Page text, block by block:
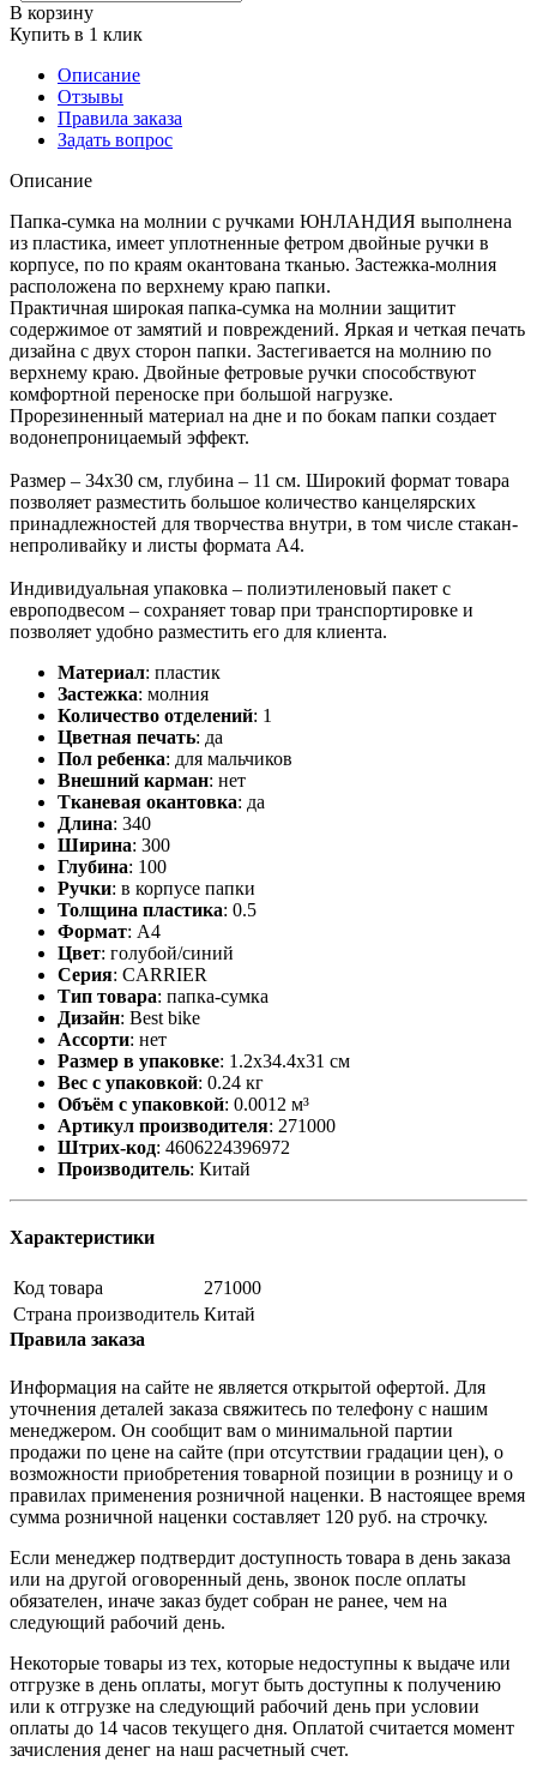
В корзину
Купить в 1 клик
Описание
Отзывы
Правила заказа
Задать вопрос
Описание
Папка-сумка на молнии с ручками ЮНЛАНДИЯ выполнена
из пластика, имеет уплотненные фетром двойные ручки в
корпусе, по по краям окантована тканью. Застежка-молния
расположена по верхнему краю папки.
Практичная широкая папка-сумка на молнии защитит
содержимое от замятий и повреждений. Яркая и четкая печать
дизайна с двух сторон папки. Застегивается на молнию по
верхнему краю. Двойные фетровые ручки способствуют
комфортной переноске при большой нагрузке.
Прорезиненный материал на дне и по бокам папки создает
водонепроницаемый эффект.
Размер – 34х30 см, глубина – 11 см. Широкий формат товара
позволяет разместить большое количество канцелярских
принадлежностей для творчества внутри, в том числе стакан-
непроливайку и листы формата А4.
Индивидуальная упаковка – полиэтиленовый пакет с
европодвесом – сохраняет товар при транспортировке и
позволяет удобно разместить его для клиента.
Материал: пластик
Застежка: молния
Количество отделений: 1
Цветная печать: да
Пол ребенка: для мальчиков
Внешний карман: нет
Тканевая окантовка: да
Длина: 340
Ширина: 300
Глубина: 100
Ручки: в корпусе папки
Толщина пластика: 0.5
Формат: А4
Цвет: голубой/синий
Серия: CARRIER
Тип товара: папка-сумка
Дизайн: Best bike
Ассорти: нет
Размер в упаковке: 1.2x34.4x31 см
Вес с упаковкой: 0.24 кг
Объём с упаковкой: 0.0012 м³
Артикул производителя: 271000
Штрих-код: 4606224396972
Производитель: Китай
Характеристики
Код товара
271000
Страна производитель Китай
Правила заказа
Информация на сайте не является открытой офертой. Для
уточнения деталей заказа свяжитесь по телефону с нашим
менеджером. Он сообщит вам о минимальной партии
продажи по цене на сайте (при отсутствии градации цен), о
возможности приобретения товарной позиции в розницу и о
правилах применения розничной наценки. В настоящее время
сумма розничной наценки составляет 120 руб. на строчку.
Если менеджер подтвердит доступность товара в день заказа
или на другой оговоренный день, звонок после оплаты
обязателен, иначе заказ будет собран не ранее, чем на
следующий рабочий день.
Некоторые товары из тех, которые недоступны к выдаче или
отгрузке в день оплаты, могут быть доступны к получению
или к отгрузке на следующий рабочий день при условии
оплаты до 14 часов текущего дня. Оплатой считается момент
зачисления денег на наш расчетный счет.